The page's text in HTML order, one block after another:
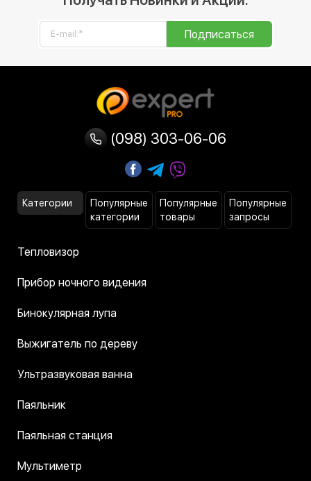
Подписаться
(098) 303-06-06
Категории
Популярные
категории
Популярные
товары
Популярные
запросы
Тепловизор
Прибор ночного видения
Бинокулярная лупа
Выжигатель по дереву
Ультразвуковая ванна
Паяльник
Паяльная станция
Мультиметр